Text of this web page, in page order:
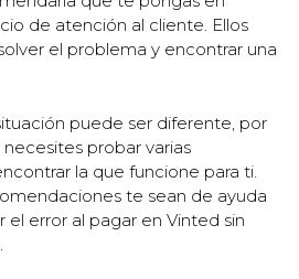
de atención al cliente. Ellos
el problema y encontrar una
puede ser diferente, por
probar varias
la que funcione para ti.
te sean de ayuda
el error al pagar en Vinted sin